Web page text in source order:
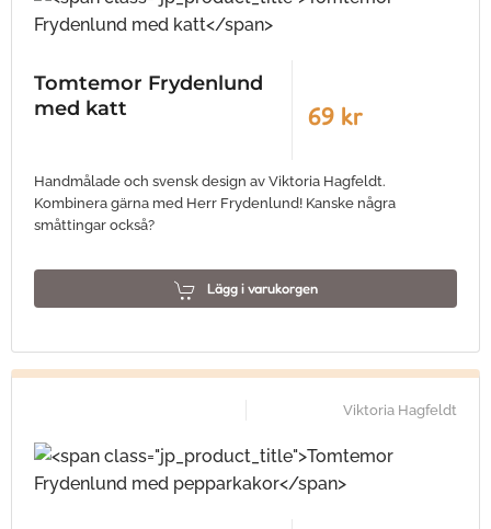
Tomtemor Frydenlund
med katt
69 kr
Handmålade och svensk design av Viktoria Hagfeldt.
Kombinera gärna med Herr Frydenlund! Kanske några
småttingar också?
Lägg i varukorgen
Viktoria Hagfeldt